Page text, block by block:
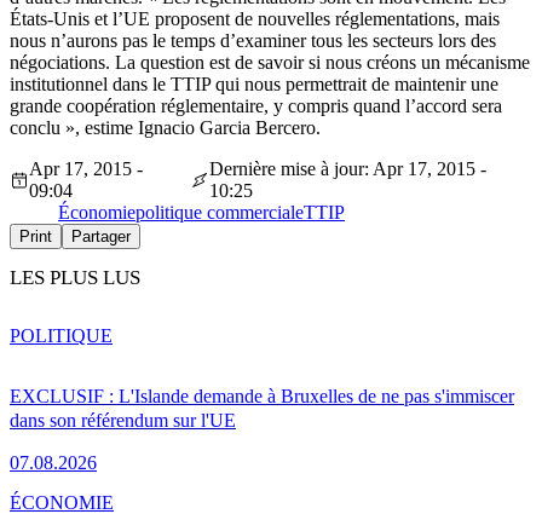
États-Unis et l’UE proposent de nouvelles réglementations, mais
nous n’aurons pas le temps d’examiner tous les secteurs lors des
négociations. La question est de savoir si nous créons un mécanisme
institutionnel dans le TTIP qui nous permettrait de maintenir une
grande coopération réglementaire, y compris quand l’accord sera
conclu », estime Ignacio Garcia Bercero.
Apr 17, 2015 -
09:04
Dernière mise à jour: Apr 17, 2015 -
10:25
Économiepolitique commercialeTTIP
Print Partager
LES PLUS LUS
EXCLUSIF : L'Islande demande à Bruxelles de ne pas s'immiscer
dans son référendum sur l'UE
07.08.2026
POLITIQUE
ÉCONOMIE